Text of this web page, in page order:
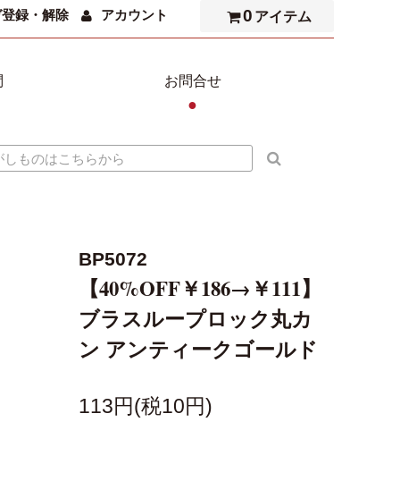
録・解除 アカウント 0 アイテム
お問合せ
●
BP5072
【40%OFF￥186→￥111】
ブラスループロック丸カ
ン アンティークゴールド
113円(税10円)